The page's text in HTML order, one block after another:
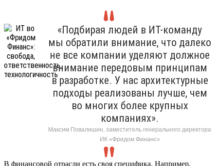
«Подбирая людей в ИТ-команду
мы обратили внимание, что далеко
не все компании уделяют должное
внимание передовым принципам
в разработке. У нас архитектурные
подходы реализованы лучше, чем
во многих более крупных
компаниях».
Максим Повалишин, заместитель генерального директора
ИК «Фридом Финанс»
В финансовой отрасли есть своя специфика. Например,